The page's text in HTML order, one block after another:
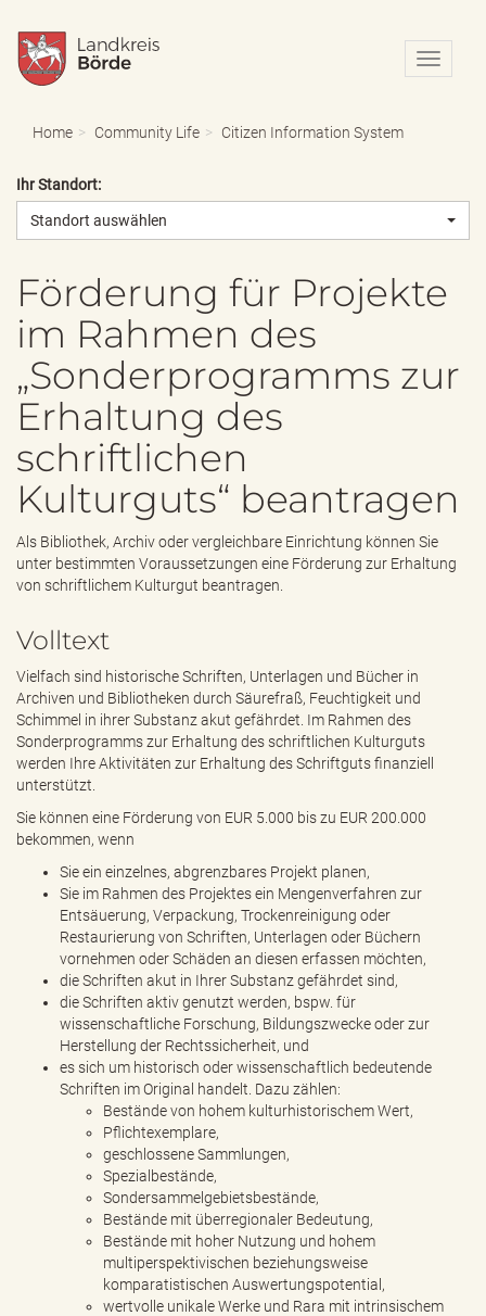
N
a
o
i
a
e
n
d
e
Home Community Life Citizen Information System
Ihr Standort:
Standort auswählen
Förderung für Projekte
im Rahmen des
„Sonderprogramms zur
Erhaltung des
schriftlichen
Kulturguts“ beantragen
Als Bibliothek, Archiv oder vergleichbare Einrichtung können Sie
unter bestimmten Voraussetzungen eine Förderung zur Erhaltung
von schriftlichem Kulturgut beantragen.
Volltext
Vielfach sind historische Schriften, Unterlagen und Bücher in
Archiven und Bibliotheken durch Säurefraß, Feuchtigkeit und
Schimmel in ihrer Substanz akut gefährdet. Im Rahmen des
Sonderprogramms zur Erhaltung des schriftlichen Kulturguts
werden Ihre Aktivitäten zur Erhaltung des Schriftguts finanziell
unterstützt.
Sie können eine Förderung von EUR 5.000 bis zu EUR 200.000
bekommen, wenn
Sie ein einzelnes, abgrenzbares Projekt planen,
Sie im Rahmen des Projektes ein Mengenverfahren zur
Entsäuerung, Verpackung, Trockenreinigung oder
Restaurierung von Schriften, Unterlagen oder Büchern
vornehmen oder Schäden an diesen erfassen möchten,
die Schriften akut in Ihrer Substanz gefährdet sind,
die Schriften aktiv genutzt werden, bspw. für
wissenschaftliche Forschung, Bildungszwecke oder zur
Herstellung der Rechtssicherheit, und
es sich um historisch oder wissenschaftlich bedeutende
Schriften im Original handelt. Dazu zählen:
Bestände von hohem kulturhistorischem Wert,
Pflichtexemplare,
geschlossene Sammlungen,
Spezialbestände,
Sondersammelgebietsbestände,
Bestände mit überregionaler Bedeutung,
Bestände mit hoher Nutzung und hohem
multiperspektivischen beziehungsweise
komparatistischen Auswertungspotential,
wertvolle unikale Werke und Rara mit intrinsischem